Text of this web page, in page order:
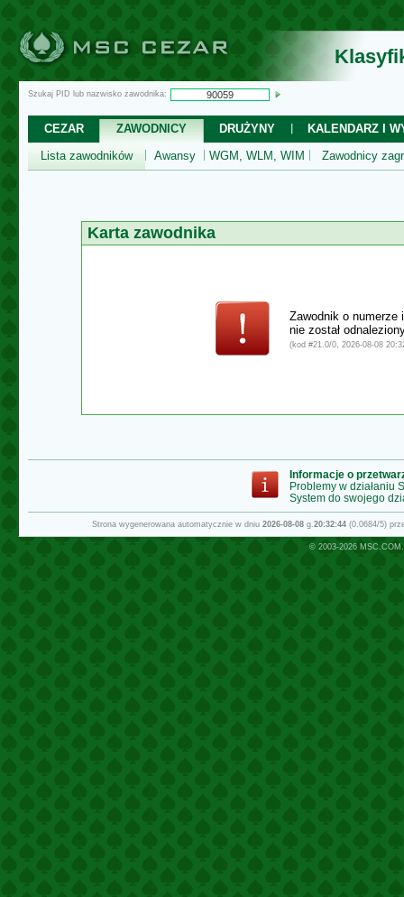
Szukaj PID lub nazwisko zawodnika:
CEZAR ZAWODNICY DRUŻYNY
KALENDARZ I
Lista zawodników
Awansy WGM, WLM, WIM Zawodnicy
Karta zawodnika
Zawodnik o
nie został
(kod #21.0/0, 2026-08-08
Informacje o
Problemy w działaniu
System do swojego
Strona wygenerowana automatycznie w dniu 2026-08-08g.20:32:44(0.0684/5)
© 2003-2026